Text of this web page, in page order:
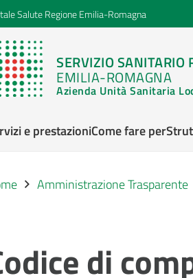
Salute Regione Emilia-Romagna
SERVIZIO SANITARIO
EMILIA-ROMAGNA
Azienda Unità Sanitaria
e prestazioniCome fare per
Amministrazione Trasparente
di